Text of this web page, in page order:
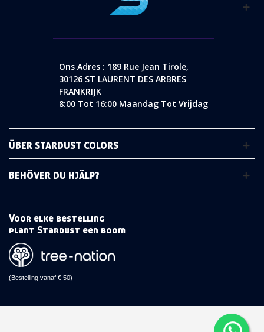
Ons Adres : 189 Rue Jean Tirole,
30126 ST LAURENT DES ARBRES
FRANKRIJK
8:00 Tot 16:00 Maandag Tot Vrijdag
ÜBER STARDUST COLORS
BEHÖVER DU HJÄLP?
Voor elke bestelling
plant Stardust een boom
(Bestelling vanaf € 50)